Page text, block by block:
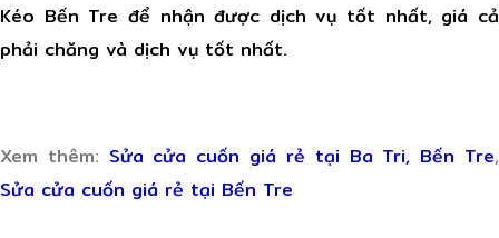
Kéo Bến Tre để nhận được dịch vụ tốt nhất, giá cả
phải chăng và dịch vụ tốt nhất.
Xem thêm: Sửa cửa cuốn giá rẻ tại Ba Tri, Bến Tre,
Sửa cửa cuốn giá rẻ tại Bến Tre